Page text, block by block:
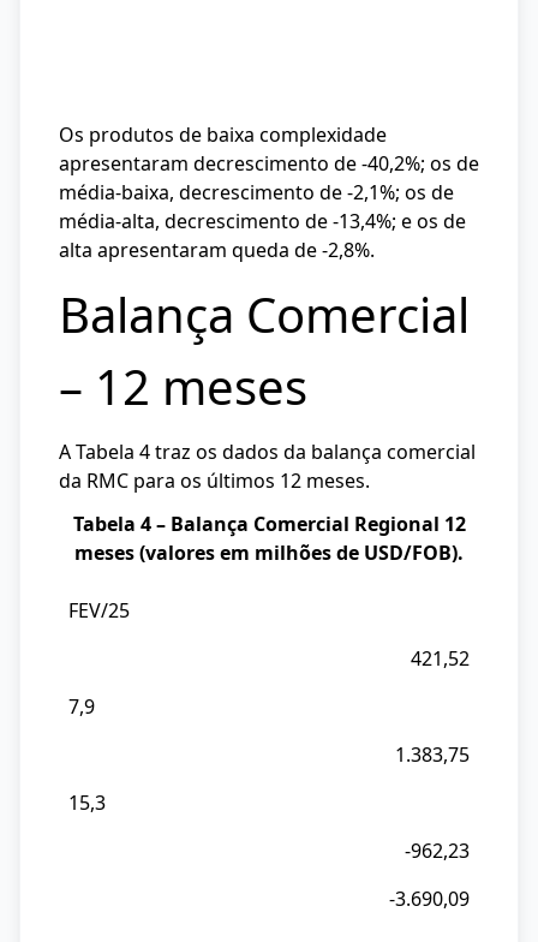
Os produtos de baixa complexidade
apresentaram decrescimento de -40,2%; os de
média-baixa, decrescimento de -2,1%; os de
média-alta, decrescimento de -13,4%; e os de
alta apresentaram queda de -2,8%.
Balança Comercial
– 12 meses
A Tabela 4 traz os dados da balança comercial
da RMC para os últimos 12 meses.
Tabela 4 – Balança Comercial Regional 12
meses (valores em milhões de USD/FOB).
Mês/Ano
Exp.
EXP
FEV/25
421,52
7,9
1.383,75
15,3
-962,23
-3.690,09